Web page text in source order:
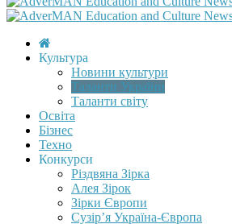
Культура
Новини культури
Таланти України
Таланти світу
Освіта
Бізнес
Техно
Конкурси
Різдвяна Зірка
Алея Зірок
Зірки Європи
Сузір’я Україна-Європа